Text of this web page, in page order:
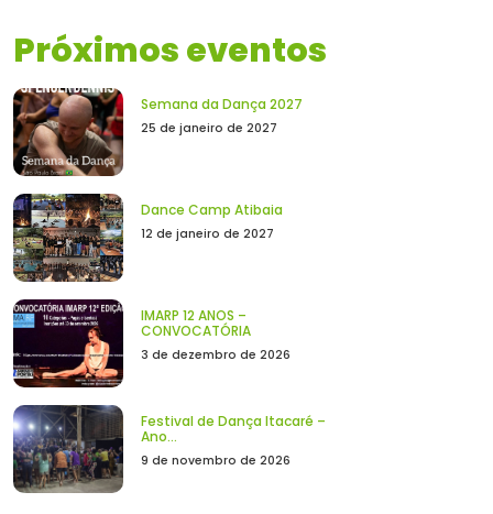
Próximos eventos
Semana da Dança 2027
25 de janeiro de 2027
Dance Camp Atibaia
12 de janeiro de 2027
IMARP 12 ANOS –
CONVOCATÓRIA
3 de dezembro de 2026
Festival de Dança Itacaré –
Ano...
9 de novembro de 2026